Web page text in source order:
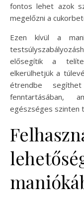
fontos lehet azok
megelőzni a
Ezen kívül a
elősegítik a
elkerülhetjük a
étrendbe
fenntartásában,
egészséges szinten